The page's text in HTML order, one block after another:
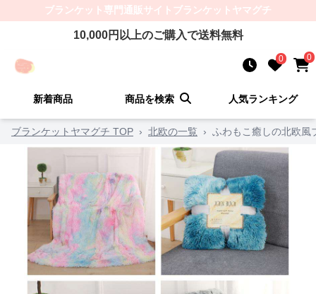
ブランケット 専門通販サイト ブランケットヤマグチ
10,000円以上のご購入で送料無料
0 0
新着商品 商品を検索 人気ランキング
ブランケットヤマグチ TOP › 北欧の一覧 › ふわもこ癒しの北欧風